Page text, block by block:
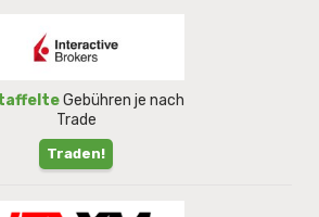
Gebühren je nach
Trade
Traden!